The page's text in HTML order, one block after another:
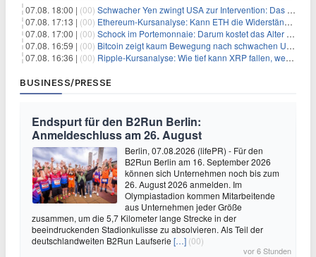
07.08. 18:00 | (00) Schwacher Yen zwingt USA zur Intervention: Das größte Risiko seit 15 Jahren
07.08. 17:13 | (00) Ethereum-Kursanalyse: Kann ETH die Widerstände der gleitenden Durchschnitte überwinden?
07.08. 17:00 | (00) Schock im Portemonnaie: Darum kostet das Alter deutlich mehr als Sie denken
07.08. 16:59 | (00) Bitcoin zeigt kaum Bewegung nach schwachen US-Arbeitsmarktdaten, Fed-Zinserhöhungschancen sinken auf 44%
07.08. 16:36 | (00) Ripple-Kursanalyse: Wie tief kann XRP fallen, wenn die $1-Unterstützung am Wochenende verloren geht?
BUSINESS/PRESSE
Endspurt für den B2Run Berlin:
Anmeldeschluss am 26. August
Berlin, 07.08.2026 (lifePR) - Für den
B2Run Berlin am 16. September 2026
können sich Unternehmen noch bis zum
26. August 2026 anmelden. Im
Olympiastadion kommen Mitarbeitende
aus Unternehmen jeder Größe
zusammen, um die 5,7 Kilometer lange Strecke in der
beeindruckenden Stadionkulisse zu absolvieren. Als Teil der
deutschlandweiten B2Run Laufserie […] (00)
vor 6 Stunden